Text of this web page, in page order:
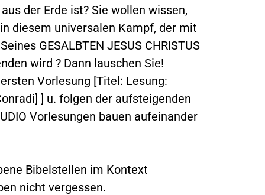
der Erde ist? Sie wollen wissen,
diesem universalen Kampf, der mit
GESALBTEN JESUS CHRISTUS
wird ? Dann lauschen Sie!
Vorlesung [Titel: Lesung:
] u. folgen der aufsteigenden
Vorlesungen bauen aufeinander
Bibelstellen im Kontext
nicht vergessen.